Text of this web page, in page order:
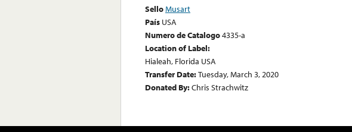
SelloMusart
País USA
Numero de Catalogo4335-a
Location of Label:
Hialeah, Florida USA
Transfer Date:Tuesday, March 3, 2020
Donated By:Chris Strachwitz